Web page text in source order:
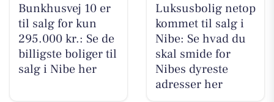
Bunkhusvej 10 er
til salg for kun
295.000 kr.: Se de
billigste boliger til
salg i Nibe her
Luksusbolig netop
kommet til salg i
Nibe: Se hvad du
skal smide for
Nibes dyreste
adresser her